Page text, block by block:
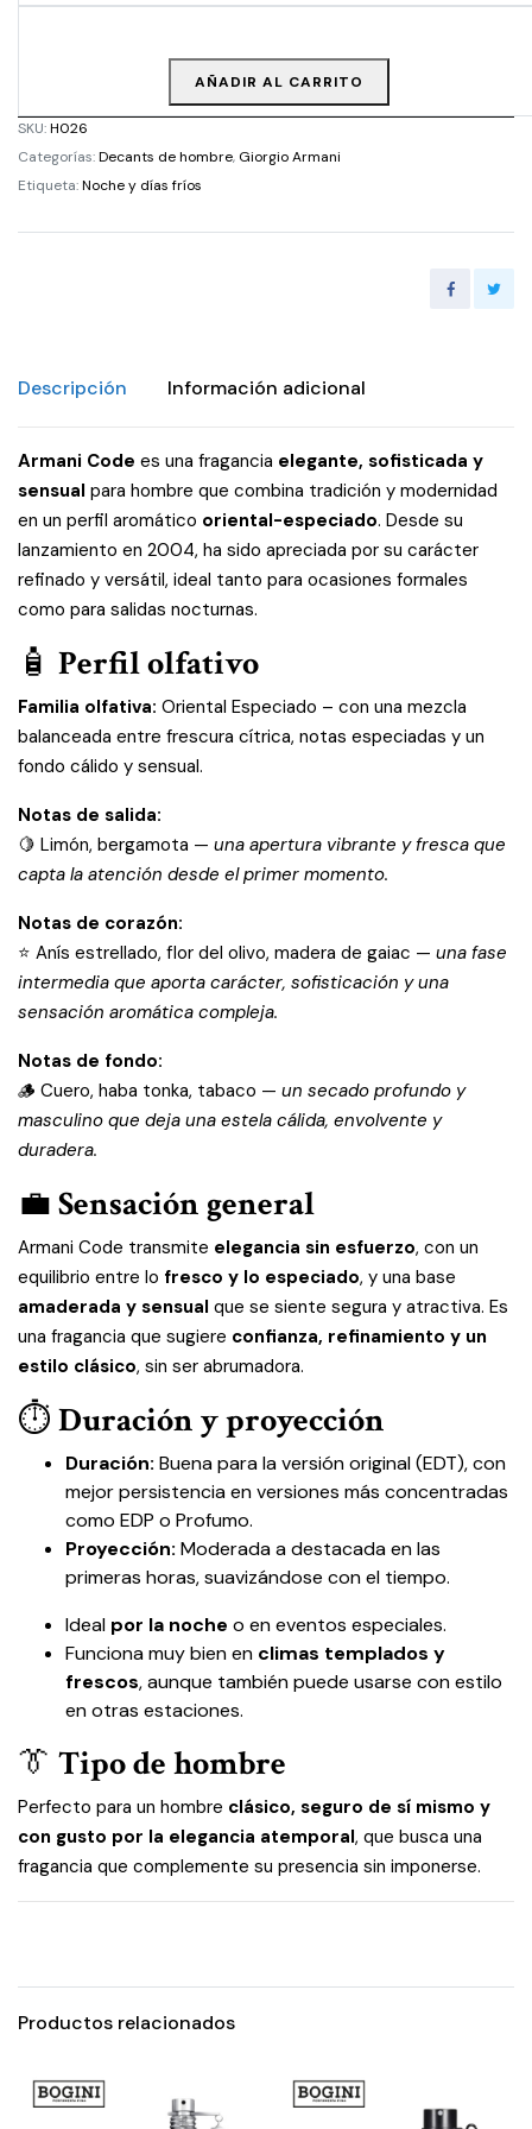
AÑADIR AL CARRITO
SKU:H026
Categorías:Decants de hombre, Giorgio Armani
Etiqueta:Noche y días fríos
Descripción Información adicional
Armani Code es una fragancia elegante, sofisticada y
sensual para hombre que combina tradición y modernidad
en un perfil aromático oriental-especiado. Desde su
lanzamiento en 2004, ha sido apreciada por su carácter
refinado y versátil, ideal tanto para ocasiones formales
como para salidas nocturnas.
🧴 Perfil olfativo
Familia olfativa: Oriental Especiado – con una mezcla
balanceada entre frescura cítrica, notas especiadas y un
fondo cálido y sensual.
Notas de salida:
🍋 Limón, bergamota — una apertura vibrante y fresca que
capta la atención desde el primer momento.
Notas de corazón:
⭐ Anís estrellado, flor del olivo, madera de gaiac — una fase
intermedia que aporta carácter, sofisticación y una
sensación aromática compleja.
Notas de fondo:
🪵 Cuero, haba tonka, tabaco — un secado profundo y
masculino que deja una estela cálida, envolvente y
duradera.
💼Sensación general
Armani Code transmite elegancia sin esfuerzo, con un
equilibrio entre lo fresco y lo especiado, y una base
amaderada y sensual que se siente segura y atractiva. Es
una fragancia que sugiere confianza, refinamiento y un
estilo clásico, sin ser abrumadora.
⏱️Duración y proyección
Duración: Buena para la versión original (EDT), con
mejor persistencia en versiones más concentradas
como EDP o Profumo.
Proyección: Moderada a destacada en las
primeras horas, suavizándose con el tiempo.
Ideal por la noche o en eventos especiales.
Funciona muy bien en climas templados y
frescos, aunque también puede usarse con estilo
en otras estaciones.
👔 Tipo de hombre
Perfecto para un hombre clásico, seguro de sí mismo y
con gusto por la elegancia atemporal, que busca una
fragancia que complemente su presencia sin imponerse.
Productos relacionados